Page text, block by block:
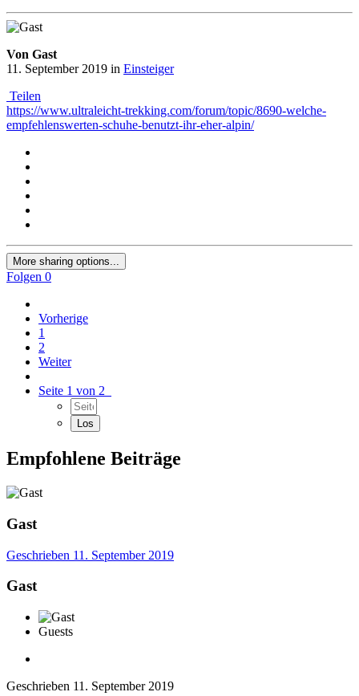
Von Gast
11. September 2019 in Einsteiger
Teilen
https://www.ultraleicht-trekking.com/forum/topic/8690-welche-
empfehlenswerten-schuhe-benutzt-ihr-eher-alpin/
More sharing options...
Folgen 0
Vorherige
1
2
Weiter
Seite 1 von 2
Empfohlene Beiträge
Gast
Geschrieben 11. September 2019
Gast
Guests
Geschrieben 11. September 2019